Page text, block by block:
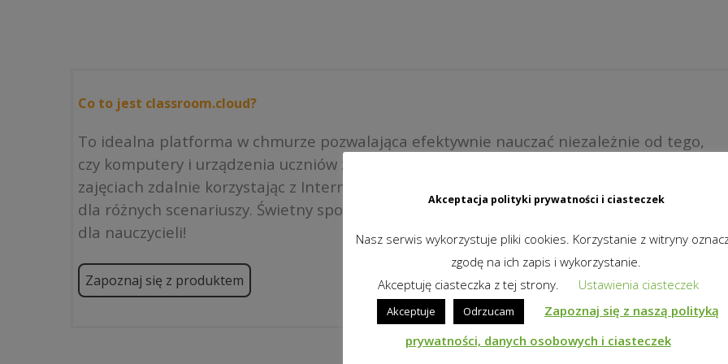
Co to jest classroom.cloud?
To idealna platforma w chmurze pozwalająca efektywnie nauczać niezależnie od tego,
czy komputery i urządzenia uczniów znajdują się w jednym miejscu, czy uczestniczą oni w
zajęciach zdalnie korzystając z Internetu. Bez przełączania między różnymi rozwiązaniami
dla różnych scenariuszy. Świetny sposób, by zapewnić ciągłość nauczania – dla uczniów i
dla nauczycieli!
Zapoznaj się z produktem
Akceptacja polityki prywatności i ciasteczek
Nasz serwis wykorzystuje pliki cookies. Korzystanie z witryny
zgodę na ich zapis i wykorzystanie.
Akceptuję ciasteczka z tej strony.
Ustawienia ciasteczek
Akceptuje Odrzucam
Zapoznaj się z naszą polityką
prywatności, danych osobowych i ciasteczek